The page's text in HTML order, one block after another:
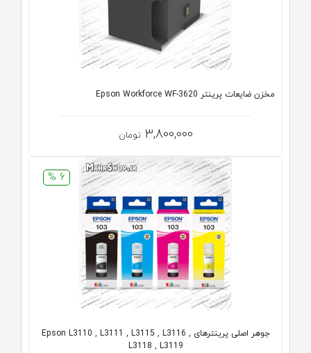
مخزن ضایعات پرینتر Epson Workforce WF-3620
3,800,000 تومان
6 %
جوهر اصلی پرینترهای Epson L3110 , L3111 , L3115 , L3116 ,
L3118 , L3119